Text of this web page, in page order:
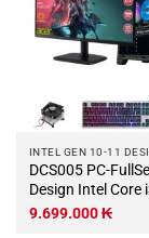
DCS005 PC-FullSet Gaming-
Design Intel Core
3.6Ghz Turbo
9.699.000₭